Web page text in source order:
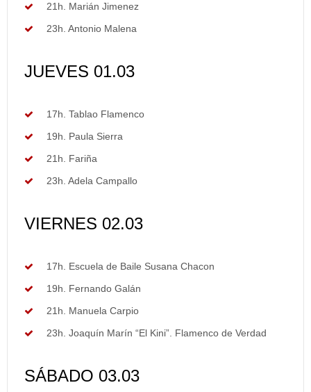
21h. Marián Jimenez
23h. Antonio Malena
JUEVES 01.03
17h. Tablao Flamenco
19h. Paula Sierra
21h. Fariña
23h. Adela Campallo
VIERNES 02.03
17h. Escuela de Baile Susana Chacon
19h. Fernando Galán
21h. Manuela Carpio
23h. Joaquín Marín “El Kini”. Flamenco de Verdad
SÁBADO 03.03